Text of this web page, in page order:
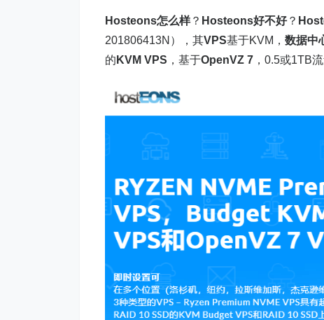
Hosteons怎么样？ Hosteons好不好？
201806413N），其VPS基于KVM， 数据中
的 KVM VPS ，基于OpenVZ 7 ，0.5或1TB